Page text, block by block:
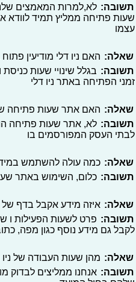
תשובה: לא,למרות המאמצים
שעות פתיחה ממליץ תמיד לוודא
עצמו
שאלה: האם ניו דלי מודיעין
תשובה: בגלל שינויי שעות
זמני הפתיחה באתר ניו דלי
שאלה: האם אתר שעות פתיחה
תשובה: לא, אתר שעות פתיחה
לבתי העסק המפורסמים בו
שאלה: כמה עולה להשתמש
תשובה: כלום, השימוש באתר
שאלה: איזה מידע אקבל בדף של
תשובה: פרט לשעות הפעילות ו
לקבל גם מידע נוסף כגון מפה,
שאלה: מהן שעות העבודה של ניו
תשובה: אנחנו ממליצים לבדוק